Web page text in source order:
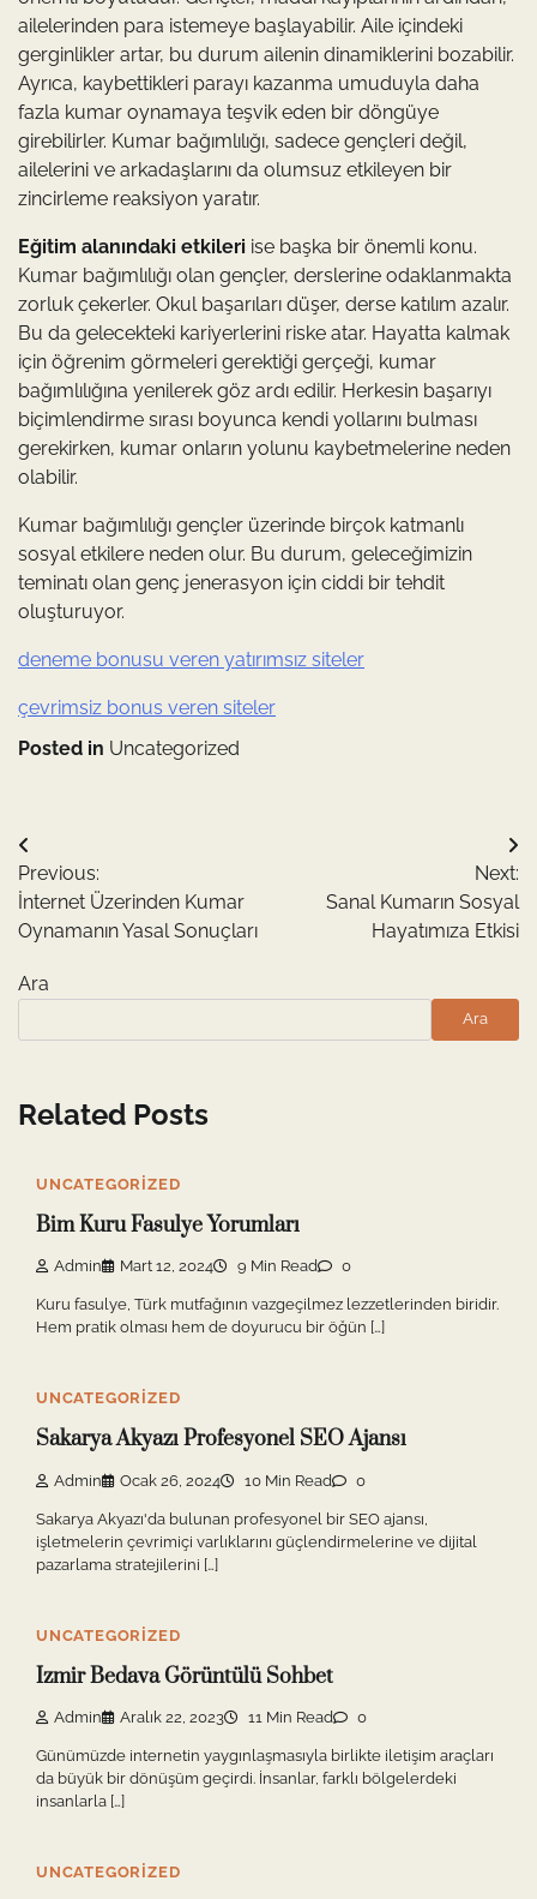
ailelerinden para istemeye başlayabilir. Aile içindeki
gerginlikler artar, bu durum ailenin dinamiklerini bozabilir.
Ayrıca, kaybettikleri parayı kazanma umuduyla daha
fazla kumar oynamaya teşvik eden bir döngüye
girebilirler. Kumar bağımlılığı, sadece gençleri değil,
ailelerini ve arkadaşlarını da olumsuz etkileyen bir
zincirleme reaksiyon yaratır.
Eğitim alanındaki etkileri ise başka bir önemli konu.
Kumar bağımlılığı olan gençler, derslerine odaklanmakta
zorluk çekerler. Okul başarıları düşer, derse katılım azalır.
Bu da gelecekteki kariyerlerini riske atar. Hayatta kalmak
için öğrenim görmeleri gerektiği gerçeği, kumar
bağımlılığına yenilerek göz ardı edilir. Herkesin başarıyı
biçimlendirme sırası boyunca kendi yollarını bulması
gerekirken, kumar onların yolunu kaybetmelerine neden
olabilir.
Kumar bağımlılığı gençler üzerinde birçok katmanlı
sosyal etkilere neden olur. Bu durum, geleceğimizin
teminatı olan genç jenerasyon için ciddi bir tehdit
oluşturuyor.
deneme bonusu veren yatırımsız siteler
çevrimsiz bonus veren siteler
Posted in Uncategorized
Yazı
gezinmesi
Previous:
İnternet Üzerinden Kumar
Oynamanın Yasal Sonuçları
Next:
Sanal Kumarın Sosyal
Hayatımıza Etkisi
Ara
Ara
Related Posts
UNCATEGORIZED
Bim Kuru Fasulye Yorumları
Admin Mart 12, 2024 9 Min Read 0
Kuru fasulye, Türk mutfağının vazgeçilmez lezzetlerinden biridir.
Hem pratik olması hem de doyurucu bir öğün […]
UNCATEGORIZED
Sakarya Akyazı Profesyonel SEO Ajansı
Admin Ocak 26, 2024 10 Min Read 0
Sakarya Akyazı'da bulunan profesyonel bir SEO ajansı,
işletmelerin çevrimiçi varlıklarını güçlendirmelerine ve dijital
pazarlama stratejilerini […]
UNCATEGORIZED
Izmir Bedava Görüntülü Sohbet
Admin Aralık 22, 2023 11 Min Read 0
Günümüzde internetin yaygınlaşmasıyla birlikte iletişim araçları
da büyük bir dönüşüm geçirdi. İnsanlar, farklı bölgelerdeki
insanlarla […]
UNCATEGORIZED